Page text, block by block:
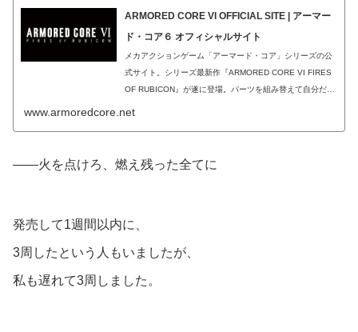
ARMORED CORE VI OFFICIAL SITE | アーマー
ド・コア６ オフィシャルサイト
メカアクションゲーム「アーマード・コア」シリーズの公
式サイト。シリーズ最新作『ARMORED CORE VI FIRES
OF RUBICON』が遂に登場。パーツを組み替えて自分だけ
www.armoredcore.net
――火を点けろ、燃え残った全てに
発売して1週間以内に、
3周したという人もいましたが、
私も遅れて3周しました。